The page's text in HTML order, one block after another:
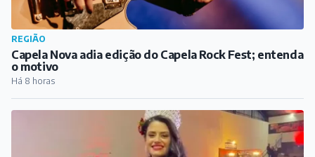
REGIÃO
Capela Nova adia edição do Capela Rock Fest; entenda
o motivo
Há 8 horas